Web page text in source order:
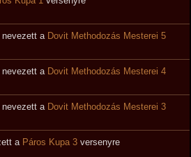
nevezett a Dovit Methodozás Mesterei 5
nevezett a Dovit Methodozás Mesterei 4
nevezett a Dovit Methodozás Mesterei 3
a Páros Kupa 3 versenyre